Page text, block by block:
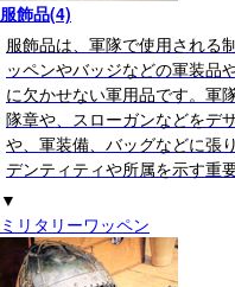
服飾品(4)
服飾品は、軍隊で使用される
ッペンやバッジなどの軍装品
に欠かせない軍用品です。軍
隊章や、スローガンなどをデ
や、軍装備、バッグなどに張
デンティティや所属を示す重
▼
ミリタリーワッペン